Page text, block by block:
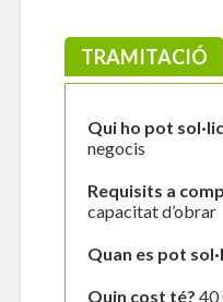
TRAMITACIÓ
Qui ho pot
negocis
Requisits a
capacitat d’obrar
Quan es pot
Quin cost té? 40